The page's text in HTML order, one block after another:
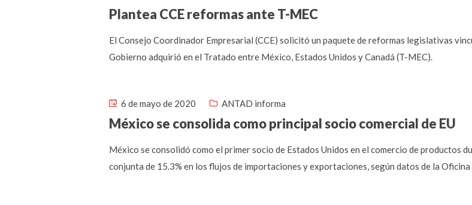
Plantea CCE reformas ante T-MEC
El Consejo Coordinador Empresarial (CCE) solicitó un paquete de reformas legislativas
Gobierno adquirió en el Tratado entre México, Estados Unidos y Canadá (T-MEC).
6 de mayo de 2020 ANTAD informa
México se consolida como principal socio comercial de EU
México se consolidó como el primer socio de Estados Unidos en el comercio de productos
conjunta de 15.3% en los flujos de importaciones y exportaciones, según datos de la Oficina